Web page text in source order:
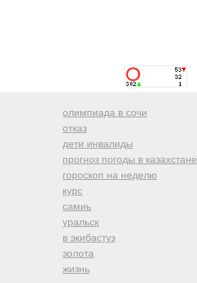
олимпиада в сочи
отказ
дети инвалиды
прогноз погоды в казахстане
гороскоп на неделю
курс
самиь
уральск
в экибастуз
золота
жизнь